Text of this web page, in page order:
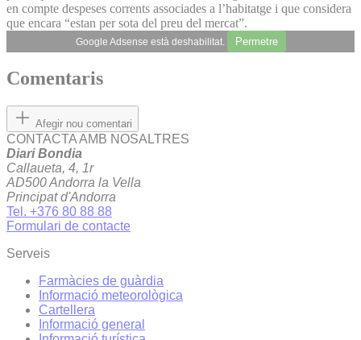
en compte despeses corrents associades a l’habitatge i que considera
que encara “estan per sota del preu del mercat”.
Google Adsense està deshabilitat. Permetre
Comentaris
Afegir nou comentari
CONTACTA AMB NOSALTRES
Diari Bondia
Callaueta, 4, 1r
AD500 Andorra la Vella
Principat d'Andorra
Tel. +376 80 88 88
Formulari de contacte
Serveis
Farmàcies de guàrdia
Informació meteorològica
Cartellera
Informació general